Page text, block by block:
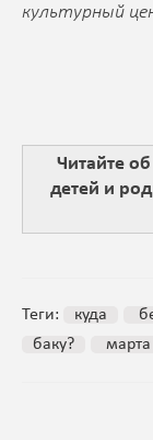
культурный
Читайте
детей и
Теги: куда
баку?
марта